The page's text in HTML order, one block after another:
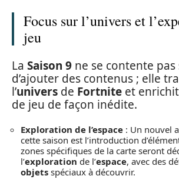
Focus sur l’univers et
jeu
La Saison 9 ne se contente
d’ajouter des contenus ; elle
l’univers de Fortnite et enrichit
de jeu de façon inédite.
Exploration de l’espace : Un nouvel
cette saison est l’introduction
zones spécifiques de la carte seront
l’exploration de l’espace, avec des
objets spéciaux à découvrir.